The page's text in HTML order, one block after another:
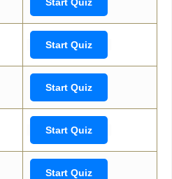
Start Quiz
Start Quiz
Start Quiz
Start Quiz